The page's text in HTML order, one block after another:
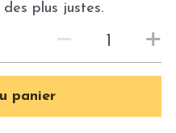
des plus justes.
panier